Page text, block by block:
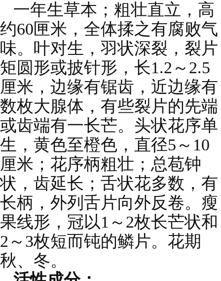
一年生草本；粗壮直立，高
约60匣米，全体揉之有腐败气
味。叶对生，羽状深裂，裂片
矩圆形或披针形，长1.2～2.5
厘米，边缘有锯齿，近边缘有
数枚大腺体，有些裂片的先端
或齿端有一长芒。头状花序单
生，黄色至橙色，直径5～10
厘米；花序柄粗壮；总苞钟
状，齿延长；舌状花多数，有
长柄，外列舌片向外反卷。瘦
果线形，冠以1～2枚长芒状和
2～3枚短而钝的鳞片。花期
秋、冬。